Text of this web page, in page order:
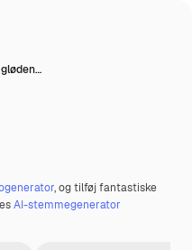
, og tilføj fantastiske
AI-stemmegenerator